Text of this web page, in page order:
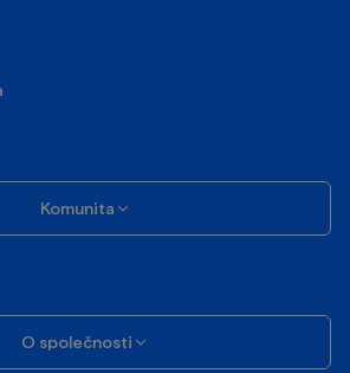
Komunita
O společnosti